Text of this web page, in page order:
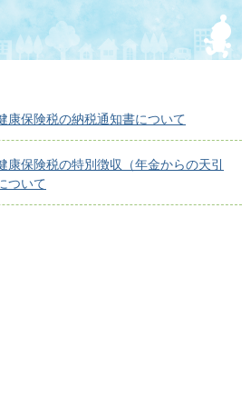
康保険税の納税通知書について
康保険税の特別徴収（年金からの天引
ついて